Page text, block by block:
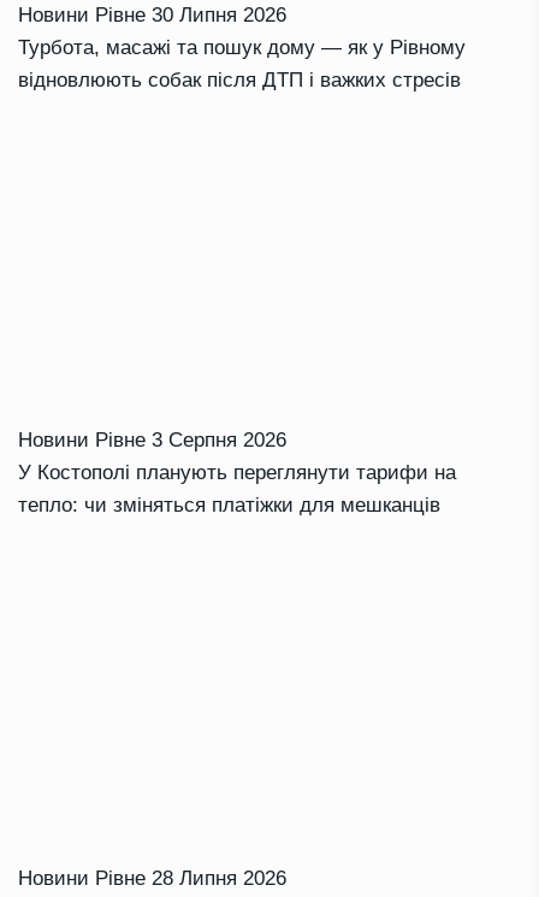
Новини Рівне 30 Липня 2026
Турбота, масажі та пошук дому — як у Рівному
відновлюють собак після ДТП і важких стресів
Новини Рівне 3 Серпня 2026
У Костополі планують переглянути тарифи на
тепло: чи зміняться платіжки для мешканців
Новини Рівне 28 Липня 2026